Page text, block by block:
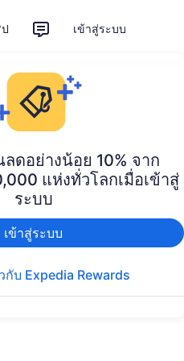
เข้าสู่ระบบ
ดอย่างน้อย 10% จาก
แห่งทั่วโลกเมื่อเข้าสู่
ระบบ
เข้าสู่ระบบ
กับ Expedia Rewards